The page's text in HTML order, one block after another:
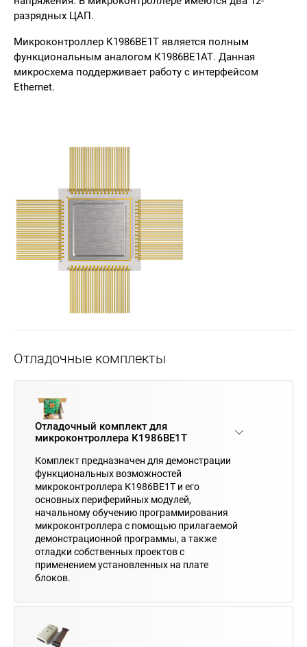
разрядных ЦАП.
Микроконтроллер К1986ВЕ1Т является полным
функциональным аналогом К1986ВЕ1АТ. Данная
микросхема поддерживает работу с интерфейсом
Ethernet.
Отладочные комплекты
Отладочный комплект для
микроконтроллера К1986ВЕ1Т
Комплект предназначен для демонстрации
функциональных возможностей
микроконтроллера К1986ВЕ1Т и его
основных периферийных модулей,
начальному обучению программирования
микроконтроллера с помощью прилагаемой
демонстрационной программы, а также
отладки собственных проектов с
применением установленных на плате
блоков.